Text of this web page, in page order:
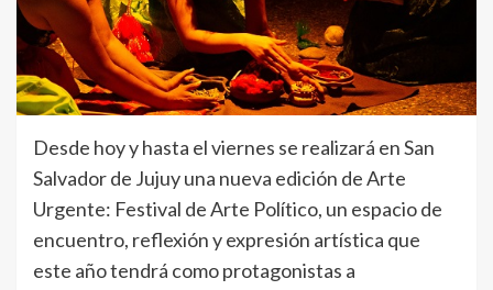
Desde hoy y hasta el viernes se realizará en San
Salvador de Jujuy una nueva edición de Arte
Urgente: Festival de Arte Político, un espacio de
encuentro, reflexión y expresión artística que
este año tendrá como protagonistas a